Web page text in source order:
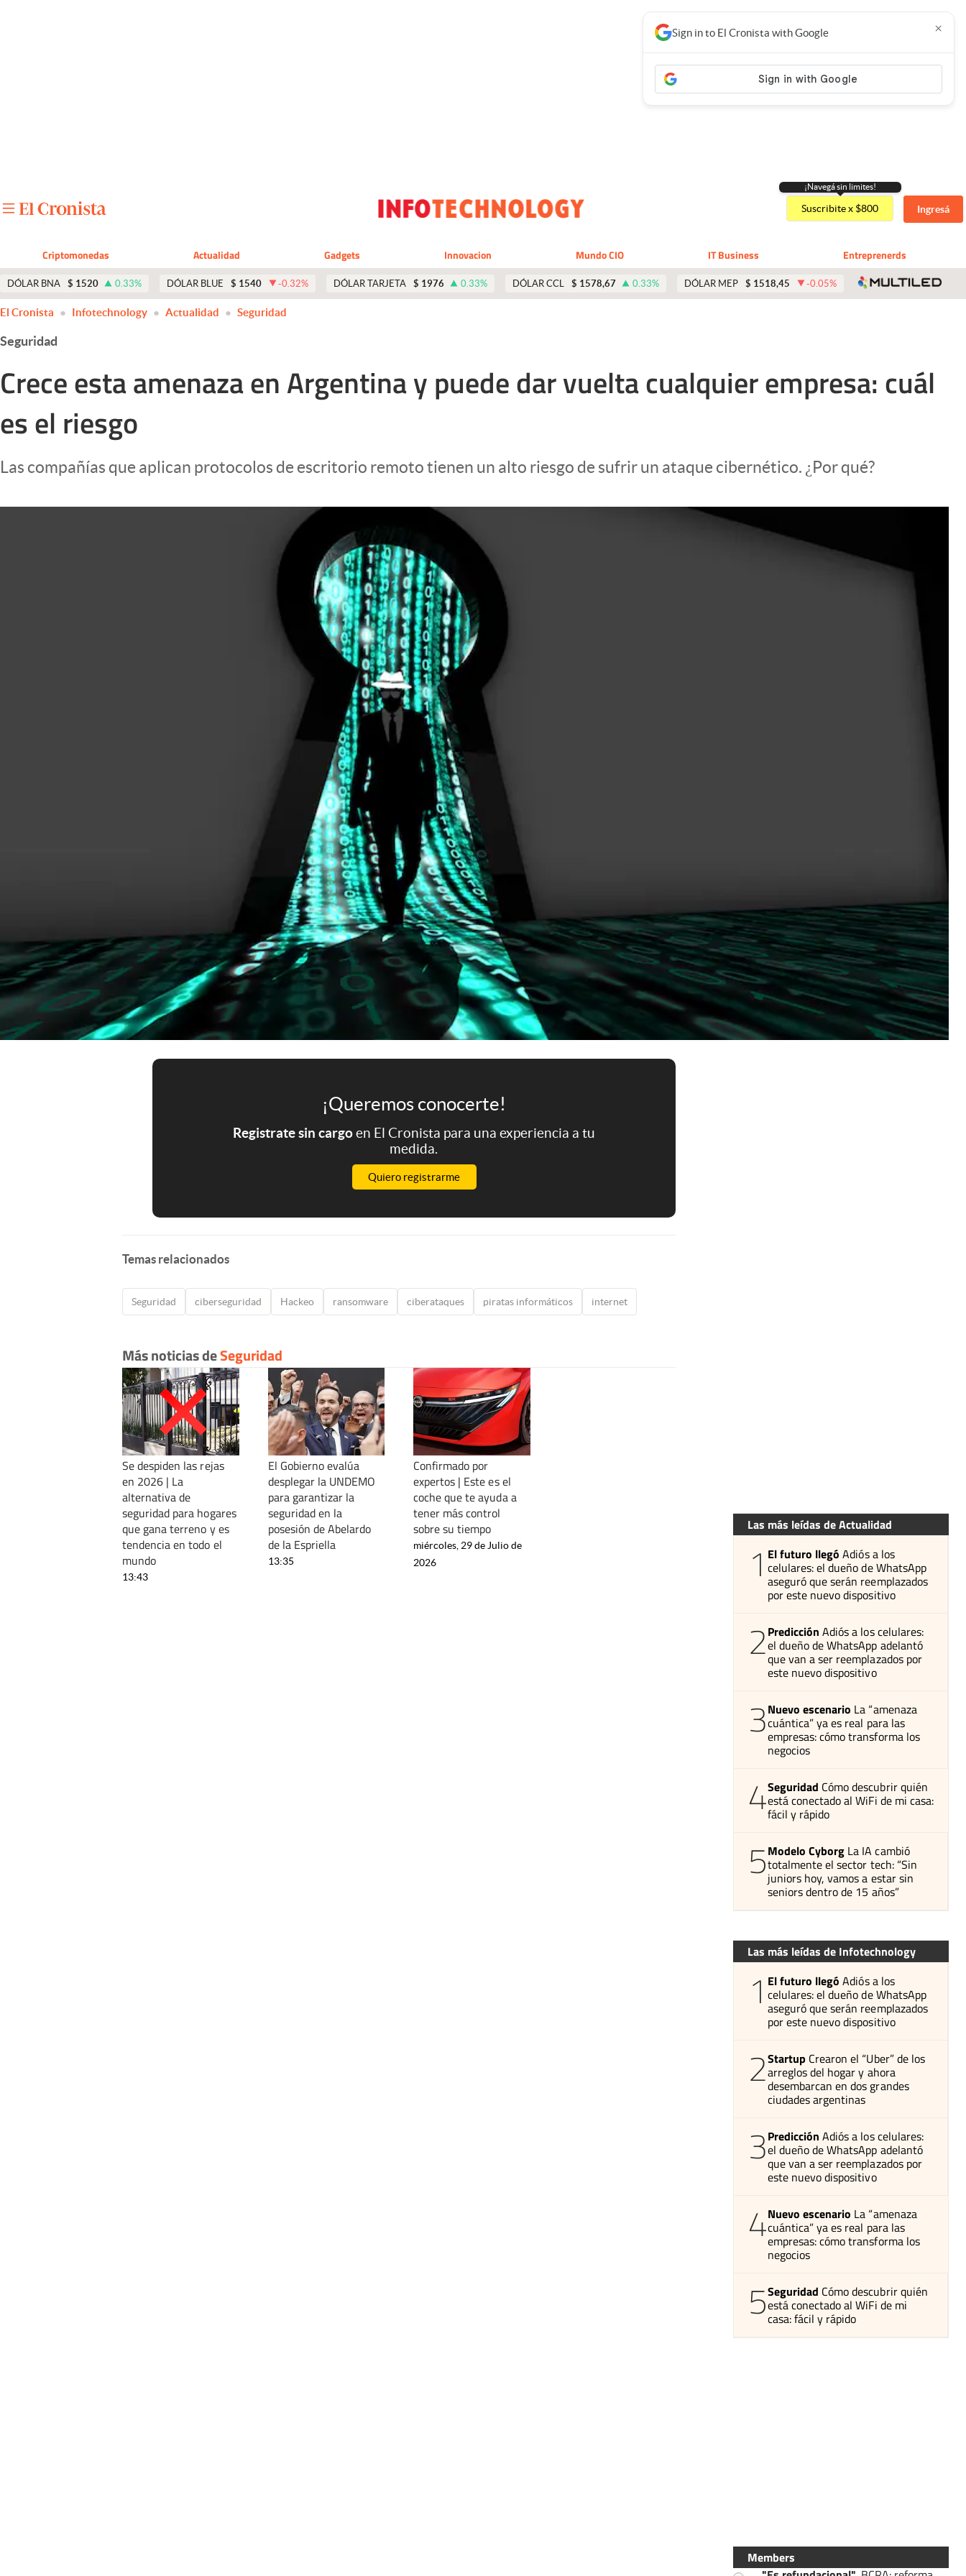
Apertura
Clima
Mundial 2026
El Cronista Studio
¡Navegá sin limites!
Suscribite x $800 Ingresá
Criptomonedas Actualidad Gadgets Innovacion Mundo CIO IT Business Entreprenerds
DÓLAR BNA $ 1520 0.33% DÓLAR BLUE $ 1540 -0.32% DÓLAR TARJETA $ 1976 0.33% DÓLAR CCL $ 1578,67 0.33% DÓLAR MEP $ 1518,45 -0.05%
Sign in to El Cronista with Google ×
El Cronista Infotechnology Actualidad Seguridad
Seguridad
Crece esta amenaza en Argentina y puede dar vuelta cualquier empresa: cuál
es el riesgo
Las compañías que aplican protocolos de escritorio remoto tienen un alto riesgo de sufrir un ataque cibernético. ¿Por qué?
¡Queremos conocerte!
Registrate sin cargoen El Cronista para una experiencia a tu
medida.
Quiero registrarme
Temas relacionados
Seguridad ciberseguridad Hackeo ransomware ciberataques piratas informáticos internet
Más noticias deSeguridad
Se despiden las rejas
en 2026 | La
alternativa de
seguridad para hogares
que gana terreno y es
tendencia en todo el
mundo
13:43
El Gobierno evalúa
desplegar la UNDEMO
para garantizar la
seguridad en la
posesión de Abelardo
de la Espriella
13:35
Confirmado por
expertos | Este es el
coche que te ayuda a
tener más control
sobre su tiempo
miércoles, 29 de Julio de
2026
Las más leídas de Actualidad
1 El futuro llegó Adiós a los
celulares: el dueño de WhatsApp
aseguró que serán reemplazados
por este nuevo dispositivo
2Predicción Adiós a los celulares:
el dueño de WhatsApp adelantó
que van a ser reemplazados por
este nuevo dispositivo
3Nuevo escenario La “amenaza
cuántica” ya es real para las
empresas: cómo transforma los
negocios
4Seguridad Cómo descubrir quién
está conectado al WiFi de mi casa:
fácil y rápido
5Modelo Cyborg La IA cambió
totalmente el sector tech: “Sin
juniors hoy, vamos a estar sin
seniors dentro de 15 años”
Las más leídas de Infotechnology
1 El futuro llegó Adiós a los
celulares: el dueño de WhatsApp
aseguró que serán reemplazados
por este nuevo dispositivo
2Startup Crearon el “Uber” de los
arreglos del hogar y ahora
desembarcan en dos grandes
ciudades argentinas
3Predicción Adiós a los celulares:
el dueño de WhatsApp adelantó
que van a ser reemplazados por
este nuevo dispositivo
4Nuevo escenario La “amenaza
cuántica” ya es real para las
empresas: cómo transforma los
negocios
5Seguridad Cómo descubrir quién
está conectado al WiFi de mi
casa: fácil y rápido
Members